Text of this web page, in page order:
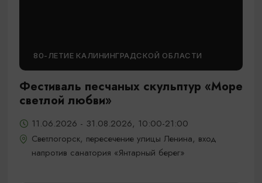
80-ЛЕТИЕ КАЛИНИНГРАДСКОЙ ОБЛАСТИ
Фестиваль песчаных скульптур «Море
светлой любви»
11.06.2026 - 31.08.2026, 10:00-21:00
Светлогорск, пересечение улицы Ленина, вход
напротив санатория «Янтарный берег»